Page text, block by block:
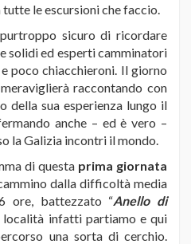
le escursioni che faccio.
sicuro di ricordare
solidi ed esperti camminatori
e poco chiacchieroni. Il giorno
raccontando con
della sua esperienza lungo il
anche – ed è vero –
la Galizia incontri il mondo.
di questa prima giornata
dalla difficoltà media
ore, battezzato “Anello di
località infatti partiamo e qui
una sorta di cerchio.